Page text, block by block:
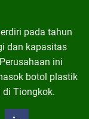
pada tahun
dan kapasitas
ini
botol plastik
di Tiongkok.